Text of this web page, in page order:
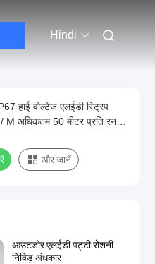
Hindi
हाई वोल्टेज एलईडी स्ट्रिप
M अधिकतम 50 मीटर प्रति रन
और जानें
आउटडोर एलईडी पट्टी रोशनी
निविड़ अंधकार